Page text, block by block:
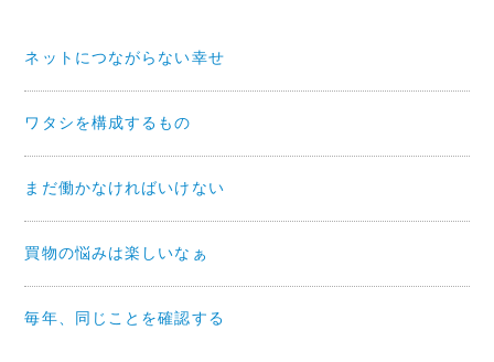
ネットにつながらない幸せ
ワタシを構成するもの
まだ働かなければいけない
買物の悩みは楽しいなぁ
毎年、同じことを確認する